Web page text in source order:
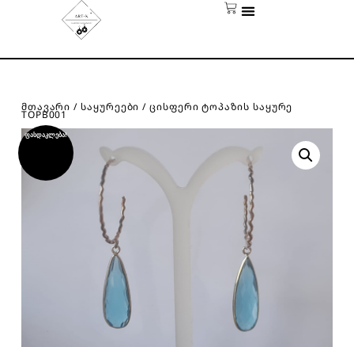
ᲛᲗᲐᲕᲐᲠᲘ /ᲡᲐᲧᲣᲠᲔᲔᲑᲘ / ᲪᲘᲡᲤᲔᲠᲘ ᲢᲝᲞᲐᲖᲘᲡ ᲡᲐᲧᲣᲠᲔ
TOPB001
ფასდაკლება!